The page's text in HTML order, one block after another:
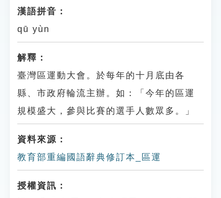
漢語拼音：
qū yùn
解釋：
臺灣區運動大會。於每年的十月底由各
縣、市政府輪流主辦。如：「今年的區運
規模盛大，參與比賽的選手人數眾多。」
資料來源：
教育部重編國語辭典修訂本_區運
授權資訊：